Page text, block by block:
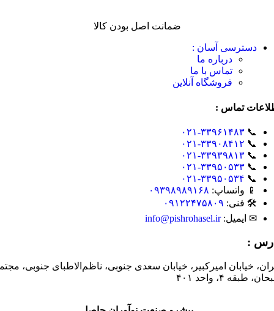
ضمانت اصل بودن کالا
دسترسی آسان :
درباره ما
تماس با ما
فروشگاه آنلاین
تماس :
📞 ۰۲۱-۳۳۹۶۱۴۸۳
📞 ۰۲۱-۳۳۹۰۸۴۱۲
📞 ۰۲۱-۳۳۹۳۹۸۱۳
📞 ۰۲۱-۳۳۹۵۰۵۳۳
📞 ۰۲۱-۳۳۹۵۰۵۳۴
📱 واتساپ: ۰۹۳۹۸۹۸۹۱۶۸
🛠 فنی: ۰۹۱۲۲۴۷۵۸۰۹
✉ ایمیل:info@pishrohasel.ir
:
خیابان امیرکبیر، خیابان سعدی جنوبی، ناظم‌الاطبای جنوبی،
طبقه ۴، واحد ۴۰۱